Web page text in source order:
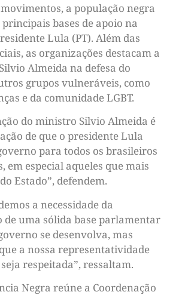
movimentos, a população negra
bases de apoio na
Lula (PT). Além das
as organizações destacam a
Almeida na defesa do
grupos vulneráveis, como
e da comunidade LGBT.
do ministro Silvio Almeida é
de que o presidente Lula
para todos os brasileiros
em especial aqueles que mais
Estado”, defendem.
a necessidade da
de uma sólida base parlamentar
se desenvolva, mas
a nossa representatividade
respeitada”, ressaltam.
Negra reúne a Coordenação